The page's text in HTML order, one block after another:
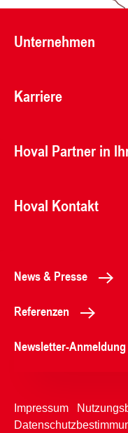
Unternehmen
Karriere
Hoval Partner in
Hoval Kontakt
News & Presse
Referenzen
Newsletter-Anmeldung
Impressum